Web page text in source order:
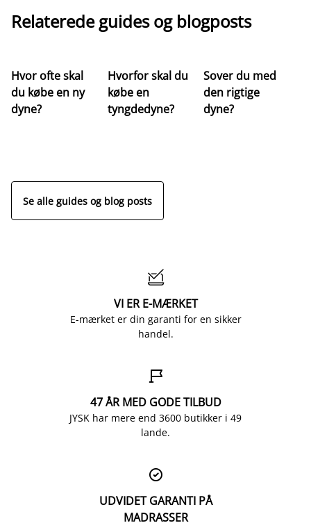
Relaterede guides og blogposts
Hvor ofte skal
du købe en ny
dyne?
Hvorfor skal du
købe en
tyngdedyne?
Sover du med
den rigtige
dyne?
Se alle guides og blog posts

VI ER E-MÆRKET
E-mærket er din garanti for en sikker
handel.

47 ÅR MED GODE TILBUD
JYSK har mere end 3600 butikker i 49
lande.

UDVIDET GARANTI PÅ
MADRASSER